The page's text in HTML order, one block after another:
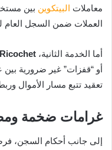
معاملات البيتكوين بين
العملات ضمن السجل العام
أما الخدمة الثانية، Ricochet
أو “قفزات” غير ضرورية بين
تعقيد تتبع مسار الأموال
غرامات ضخمة
إلى جانب أحكام السجن،